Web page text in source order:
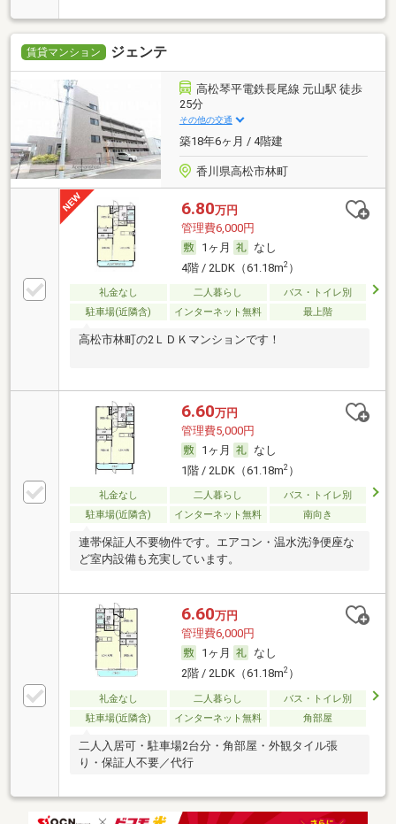
賃貸マンション ジェンテ
高松琴平電鉄長尾線 元山駅 徒歩
25分
その他の交通
築18年6ヶ月 / 4階建
香川県高松市林町
6.80万円
管理費6,000円
1ヶ月
なし
4階 / 2LDK（61.18m2）
礼金なし 二人暮らし
バス・トイレ別
駐車場(近隣含)
インターネット無料 最上階
高松市林町の2ＬＤＫマンションです！
6.60万円
管理費5,000円
1ヶ月
なし
1階 / 2LDK（61.18m2）
礼金なし 二人暮らし
バス・トイレ別
駐車場(近隣含)
インターネット無料 南向き
連帯保証人不要物件です。エアコン・温水洗浄便座な
ど室内設備も充実しています。
6.60万円
管理費6,000円
1ヶ月
なし
2階 / 2LDK（61.18m2）
礼金なし 二人暮らし
バス・トイレ別
駐車場(近隣含)
インターネット無料 角部屋
二人入居可・駐車場2台分・角部屋・外観タイル張
り・保証人不要／代行